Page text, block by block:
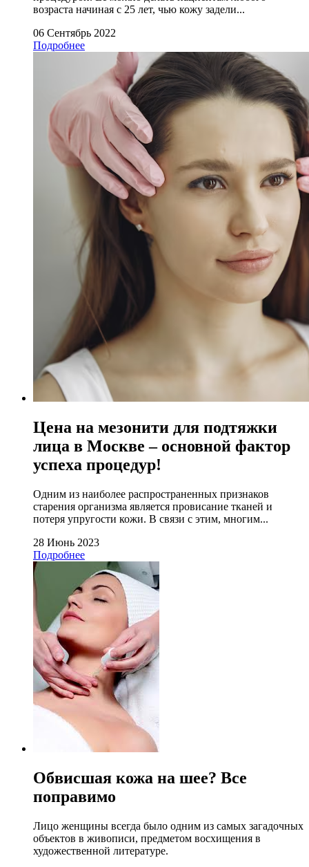
возраста начиная с 25 лет, чью кожу задели...
06 Сентябрь 2022
Подробнее
Цена на мезонити для подтяжки
лица в Москве – основной фактор
успеха процедур!
Одним из наиболее распространенных признаков
старения организма является провисание тканей и
потеря упругости кожи. В связи с этим, многим...
28 Июнь 2023
Подробнее
Обвисшая кожа на шее? Все
поправимо
Лицо женщины всегда было одним из самых загадочных
объектов в живописи, предметом восхищения в
художественной литературе.